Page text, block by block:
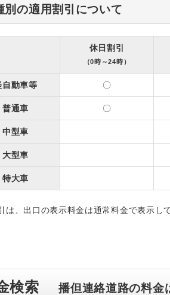
別の適用割引について
休日割引
（0時～24時）
自動車等 〇
普通車 〇
中型車
大型車
特大車
は、出口の表示料金は通常料金で表示し
検索播但連絡道路の料金